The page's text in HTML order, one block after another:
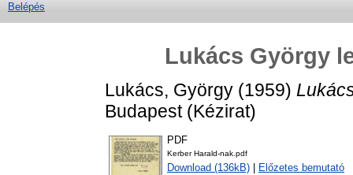
Belépés
Lukács György
Lukács, György (1959)
Budapest (Kézirat)
PDF
Kerber Harald-nak.pdf
Download (136kB) Előzetes bemutató